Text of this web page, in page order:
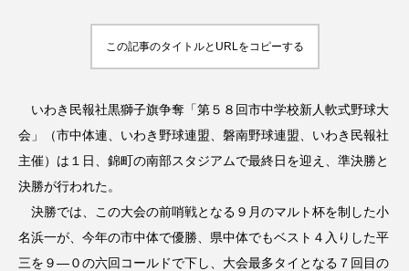
この記事のタイトルとURLをコピーする
いわき民報社黒獅子旗争奪「第５８回市中学校新人軟式野球大
会」（市中体連、いわき野球連盟、磐南野球連盟、いわき民報社
主催）は１日、錦町の南部スタジアムで最終日を迎え、準決勝と
決勝が行われた。
決勝では、この大会の前哨戦となる９月のマルト杯を制した小
名浜一が、今年の市中体で優勝、県中体でもベスト４入りした平
三を９―０の六回コールドで下し、大会最多タイとなる７回目の